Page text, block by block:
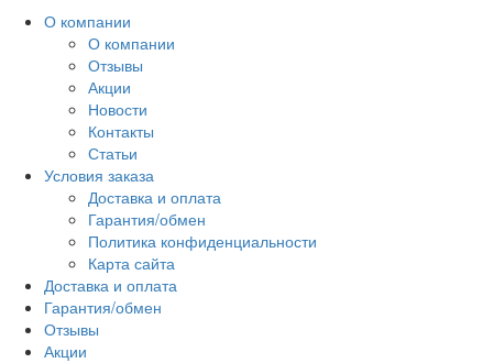
О компании
О компании
Отзывы
Акции
Новости
Контакты
Статьи
Условия заказа
Доставка и оплата
Гарантия/обмен
Политика конфиденциальности
Карта сайта
Доставка и оплата
Гарантия/обмен
Отзывы
Акции